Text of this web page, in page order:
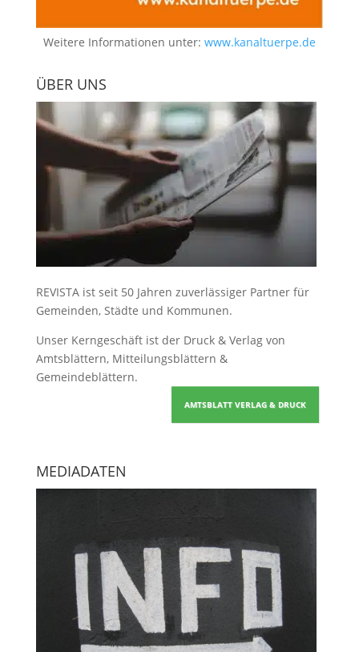
Weitere Informationen unter: www.kanaltuerpe.de
ÜBER UNS
REVISTA ist seit 50 Jahren zuverlässiger Partner für
Gemeinden, Städte und Kommunen.
Unser Kerngeschäft ist der Druck & Verlag von
Amtsblättern, Mitteilungsblättern &
Gemeindeblättern.
AMTSBLATT VERLAG & DRUCK
MEDIADATEN